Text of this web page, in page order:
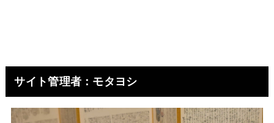
サイト管理者：モタヨシ